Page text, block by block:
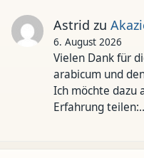
Astrid zu
6. August 2026
Vielen Dank für
arabicum und
Ich möchte dazu
Erfahrung